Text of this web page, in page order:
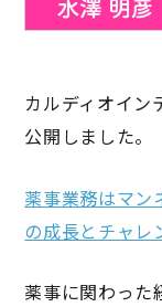
カルディオイ
公開しました。
薬事業務はマン
の成長とチャレ
薬事に関わった